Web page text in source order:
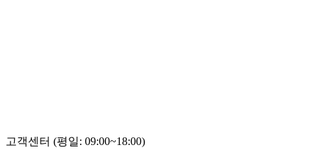
고객센터 (평일: 09:00~18:00)